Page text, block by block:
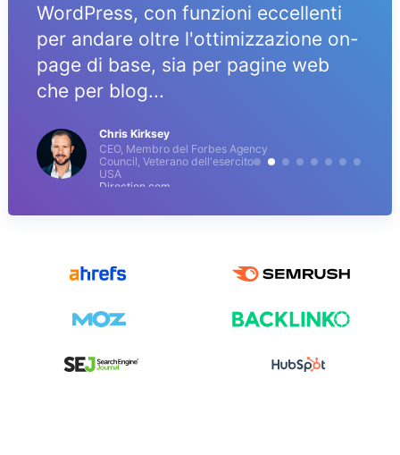
WordPress, con funzioni eccellenti
per andare oltre l'ottimizzazione on-
page di base, sia per pagine web
che per blog...
Chris Kirksey
CEO, Membro del Forbes Agency
Council, Veterano dell'esercito
USA
Direction.com